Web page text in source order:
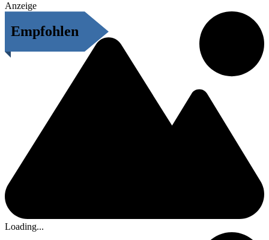
Anzeige
Empfohlen
Loading...